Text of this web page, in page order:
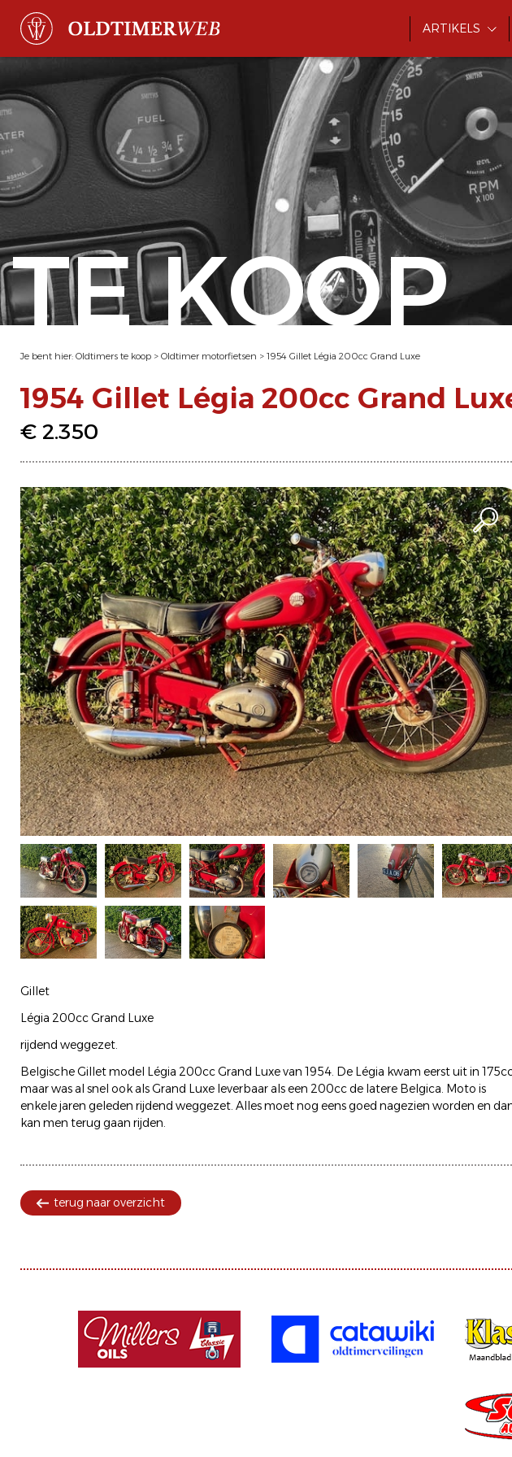
ARTIKELS
TE KOOP
Je bent hier: Oldtimers te koop > Oldtimer motorfietsen > 1954 Gillet Légia 200cc Grand Luxe
1954 Gillet Légia 200cc Grand
€ 2.350
Gillet
Légia 200cc Grand Luxe
rijdend weggezet.
Belgische Gillet model Légia 200cc Grand Luxe van 1954. De Légia kwam eerst uit in
maar was al snel ook als Grand Luxe leverbaar als een 200cc de latere Belgica. Moto is
enkele jaren geleden rijdend weggezet. Alles moet nog eens goed nagezien worden en
kan men terug gaan rijden.
terug naar overzicht